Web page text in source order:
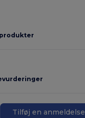
Tilføj en anmeldelse